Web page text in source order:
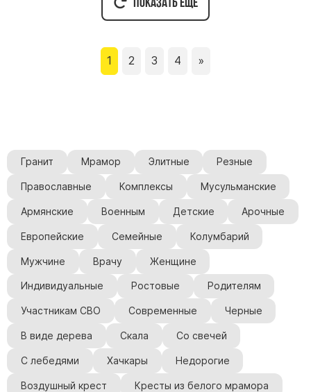
1 2 3 4 »
Гранит Мрамор Элитные Резные
Православные Комплексы Мусульманские
Армянские Военным Детские Арочные
Европейские Семейные Колумбарий
Мужчине Врачу Женщине
Индивидуальные Ростовые Родителям
Участникам СВО Современные Черные
В виде дерева Скала Со свечей
С лебедями Хачкары Недорогие
Воздушный крест Кресты из белого мрамора